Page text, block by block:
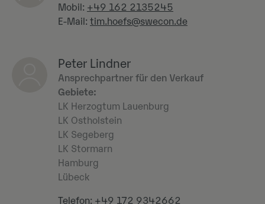
Mobil: +49 162 2135245
E-Mail: tim.hoefs@swecon.de
Peter Lindner
Ansprechpartner für den Verkauf
Gebiete:
LK Herzogtum Lauenburg
LK Ostholstein
LK Segeberg
LK Stormarn
Hamburg
Lübeck
Telefon: +49 172 9342662